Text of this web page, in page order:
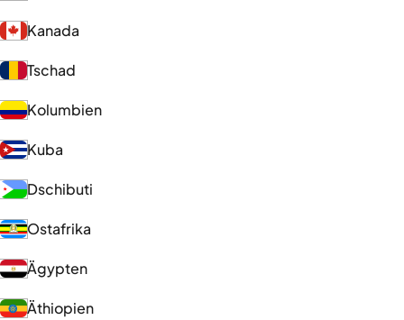
Kanada
Tschad
Kolumbien
Kuba
Dschibuti
Ostafrika
Ägypten
Äthiopien